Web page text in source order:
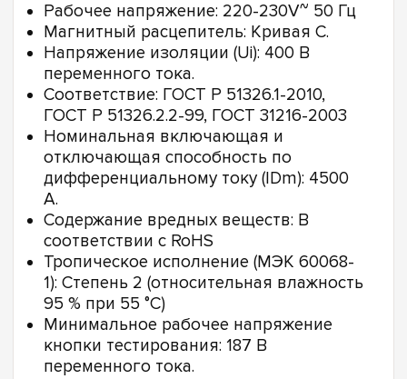
Рабочее напряжение: 220-230V~ 50 Гц
Магнитный расцепитель: Кривая С.
Напряжение изоляции (Ui): 400 В
переменного тока.
Соответствие: ГОСТ Р 51326.1-2010,
ГОСТ Р 51326.2.2-99, ГОСТ 31216-2003
Номинальная включающая и
отключающая способность по
дифференциальному току (IDm): 4500
А.
Содержание вредных веществ: В
соответствии с RoHS
Тропическое исполнение (МЭК 60068-
1): Степень 2 (относительная влажность
95 % при 55 °C)
Минимальное рабочее напряжение
кнопки тестирования: 187 В
переменного тока.